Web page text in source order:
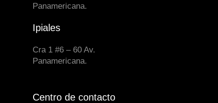
Panamericana.
Ipiales
Cra 1 #6 – 60 Av.
Panamericana.
Centro de contacto